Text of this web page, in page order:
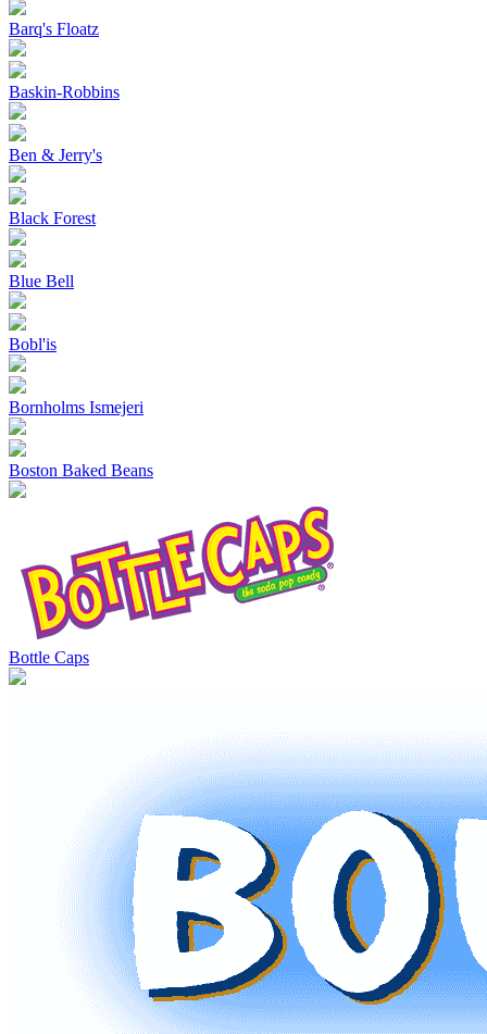
Barq's Floatz
Baskin-Robbins
Ben & Jerry's
Black Forest
Blue Bell
Bobl'is
Bornholms Ismejeri
Boston Baked Beans
Bottle Caps